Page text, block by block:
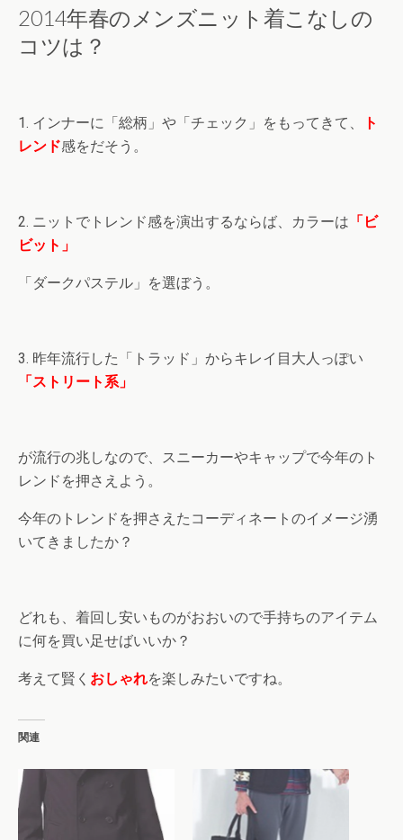
2014年春のメンズニット着こなしの
コツは？
1. インナーに「総柄」や「チェック」をもってきて、
ト
レンド感をだそう。
2. ニットでトレンド感を演出するならば、カラーは 「ビ
ビット」
「ダークパステル」を選ぼう。
3. 昨年流行した「トラッド」からキレイ目大人っぽい
「ストリート系」
が流行の兆しなので、スニーカーやキャップで今年のト
レンドを押さえよう。
今年のトレンドを押さえたコーディネートのイメージ湧
いてきましたか？
どれも、着回し安いものがおおいので手持ちのアイテム
に何を買い足せばいいか？
考えて賢く おしゃれを楽しみたいですね。
関連